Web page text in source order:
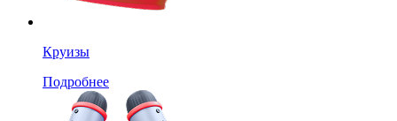
Круизы
Подробнее